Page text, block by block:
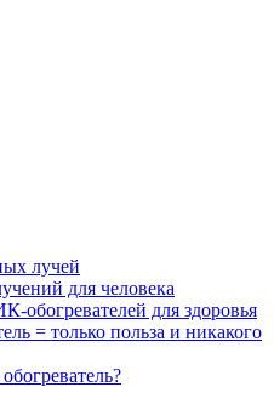
лучей
для человека
обогревателей для здоровья
= только польза и никакого